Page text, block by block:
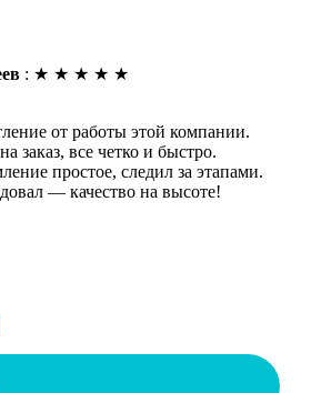
: ★ ★ ★ ★ ★
от работы этой компании.
заказ, все четко и быстро.
простое, следил за этапами.
— качество на высоте!